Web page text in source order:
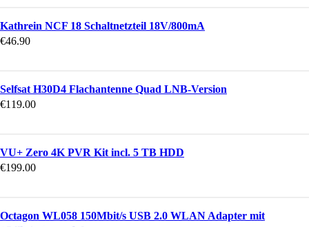
Kathrein NCF 18 Schaltnetzteil 18V/800mA
€46.90
Selfsat H30D4 Flachantenne Quad LNB-Version
€119.00
VU+ Zero 4K PVR Kit incl. 5 TB HDD
€199.00
Octagon WL058 150Mbit/s USB 2.0 WLAN Adapter mit